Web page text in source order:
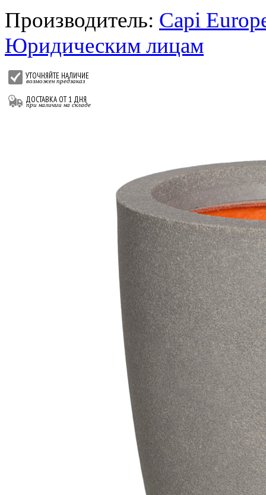
Производитель: Capi
Юридическим лицам
УТОЧНЯЙТЕ НАЛИЧИЕ
возможен предзаказ
ДОСТАВКА ОТ 1 ДНЯ
при наличии на складе